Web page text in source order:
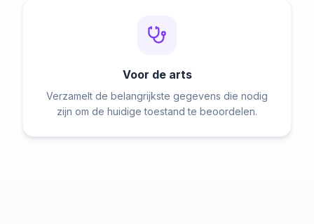
Voor de arts
Verzamelt de belangrijkste gegevens die nodig
zijn om de huidige toestand te beoordelen.